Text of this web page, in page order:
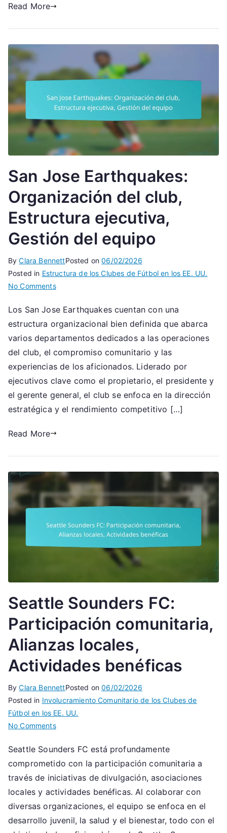
Read More
San Jose Earthquakes:
Organización del club,
Estructura ejecutiva,
Gestión del equipo
ByClara BennettPosted on06/02/2026
Posted in Estructura de los Clubes de Fútbol en los EE. UU.
No Commentson
Jose
Earthquakes:
Organización
del
club,
ejecutiva,
Gestión
del
Los San Jose Earthquakes cuentan con una
estructura organizacional bien definida que abarca
varios departamentos dedicados a las operaciones
del club, el compromiso comunitario y las
experiencias de los aficionados. Liderado por
ejecutivos clave como el propietario, el presidente y
el gerente general, el club se enfoca en la dirección
estratégica y el rendimiento competitivo […]
Read More
Seattle Sounders FC:
Participación comunitaria,
Alianzas locales,
Actividades benéficas
ByClara BennettPosted on06/02/2026
Posted in Involucramiento Comunitario de los Clubes de
Fútbol en los EE. UU.
No Commentson
Sounders
FC:
Participación
comunitaria,
Alianzas
Actividades
Seattle Sounders FC está profundamente
comprometido con la participación comunitaria a
través de iniciativas de divulgación, asociaciones
locales y actividades benéficas. Al colaborar con
diversas organizaciones, el equipo se enfoca en el
desarrollo juvenil, la salud y el bienestar, todo con el